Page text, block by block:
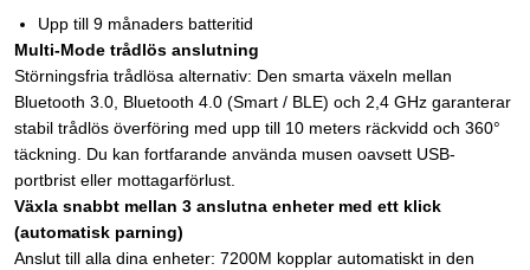
Upp till 9 månaders batteritid
Multi-Mode trådlös anslutning
Störningsfria trådlösa alternativ: Den smarta växeln mellan
Bluetooth 3.0, Bluetooth 4.0 (Smart / BLE) och 2,4 GHz garanterar
stabil trådlös överföring med upp till 10 meters räckvidd och 360°
täckning. Du kan fortfarande använda musen oavsett USB-
portbrist eller mottagarförlust.
Växla snabbt mellan 3 anslutna enheter med ett klick
(automatisk parning)
Anslut till alla dina enheter: 7200M kopplar automatiskt in den